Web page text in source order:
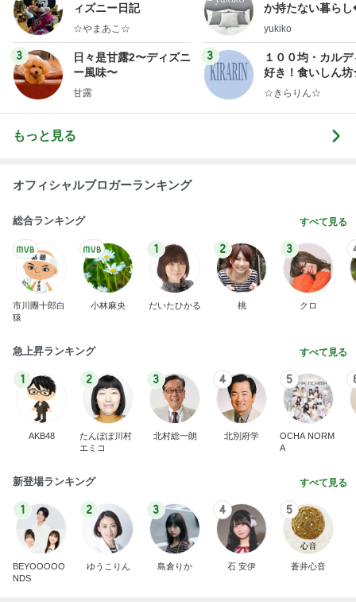
ィズニー日記
☆やまあこ☆
3
日々是甘露2〜ディズニ
ー風味〜
甘露
か持たない暮ら
ep Life Simple◆
yukiko
3
１００均・カルデ
好き！食いしん
らりん☆のブログ
☆きらりん☆
もっと見る
オフィシャルブロガーランキング
総合ランキング すべて見る
市川團十郎白
猿
小林麻央
1
だいたひかる
2
桃
3
クロ
急上昇ランキング すべて見る
1
AKB48
2
たんぽぽ川村
エミコ
3
北村総一朗
4
北別府学
5
OCHA NORM
A
新登場ランキング すべて見る
1
BEYOOOOO
NDS
2
ゆうこりん
3
島倉りか
4
石 安伊
5
蒼井心音